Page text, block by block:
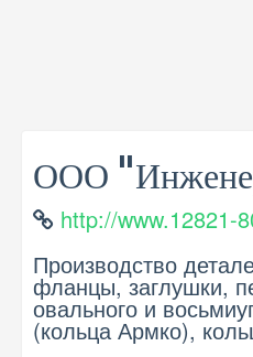
ООО
http://www.12821-
Производство
фланцы, заглушки,
овального и
(кольца Армко),